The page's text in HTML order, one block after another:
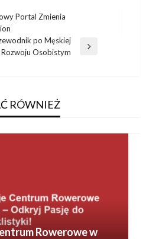
Portal Zmienia
po Męskiej
Osobistym
RÓWNIEŻ
Rowerowe w